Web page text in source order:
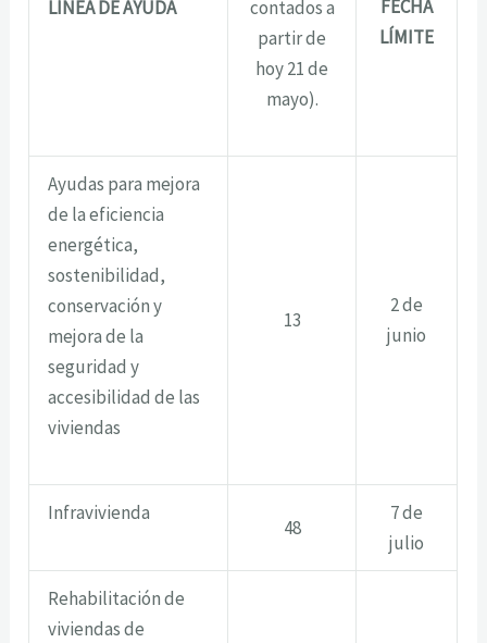
LÍNEA DE AYUDA
contados a
partir de
hoy 21 de
mayo).
FECHA
LÍMITE
Ayudas para mejora
de la eficiencia
energética,
sostenibilidad,
conservación y
mejora de la
seguridad y
accesibilidad de las
viviendas
13
2 de
junio
Infravivienda
48
7 de
julio
Rehabilitación de
viviendas de